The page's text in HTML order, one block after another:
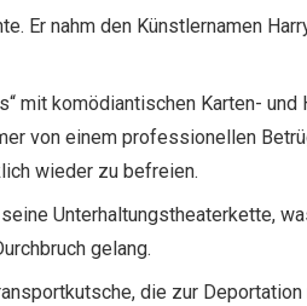
Er nahm den Künstlernamen
mit komödiantischen Karten-
von einem professionellen
wieder zu befreien.
Unterhaltungstheaterkette,
gelang.
die zur